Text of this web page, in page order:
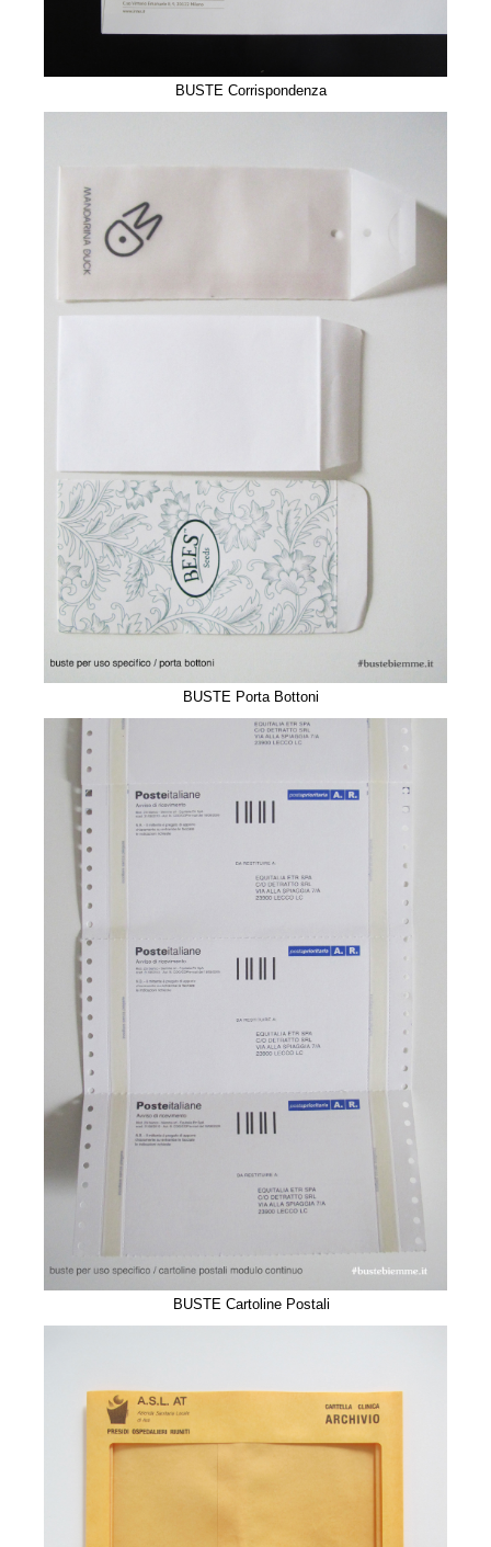
BUSTE Corrispondenza
BUSTE Porta Bottoni
BUSTE Cartoline Postali